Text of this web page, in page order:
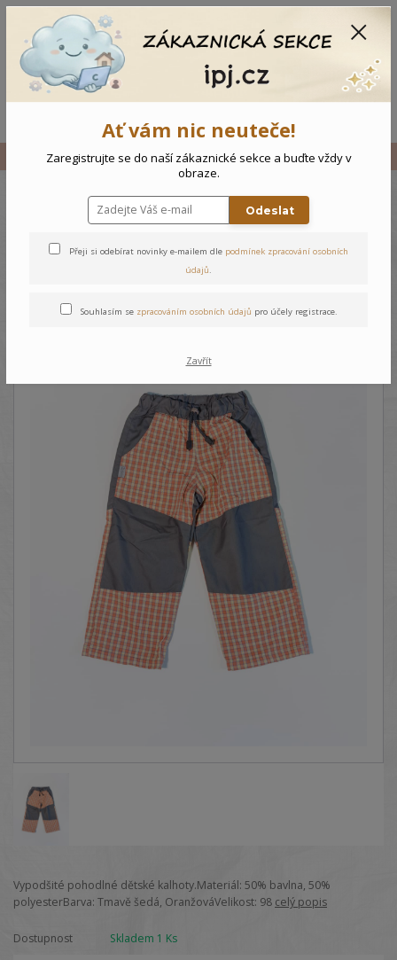
Vše Dětské kalhoty s podšívkou - 98
Dětské kalhoty s podšívkou -
Vypodšité pohodlné dětské kalhoty.Materiál: 50% bavlna, 50%
polyesterBarva: Tmavě šedá, OranžováVelikost: 98 celý popis
Dostupnost Skladem 1 Ks
Ať vám nic neuteče!
Zaregistrujte se do naší zákaznické sekce a buďte vždy v
obraze.
Odeslat
Přeji si odebírat novinky e-mailem dle podmínek zpracování osobních
údajů.
Souhlasím se zpracováním osobních údajů pro účely registrace.
Zavřít